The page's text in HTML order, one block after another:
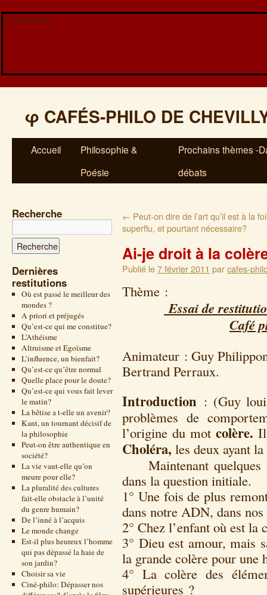
Veuillez patienter...
φ CAFÉS-PHILO DE
Accueil
Philosophie &
Poésie
Prochains thèmes -
débats
Recherche
Dernières
restitutions
Où est passé le meilleur des
mondes ?
A priori et préjugés
Qu’est-ce qui me constitue?
L’Athéisme
Altruisme et Egoïsme
L’influence, un bienfait?
Qu’est-ce qu’être normal
Quelle place pour le doute?
Qu’est-ce qui vous fait lever
le matin?
La bêtise a t-elle un avenir?
Kant, un tournant décisif de
la philosophie
Peut-on être authentique en
société?
La vie vaut-elle qu’on
meure pour elle?
La pluralité des cultures
fait-elle obstacle à l’unité
du genre humain?
De l’inné à l’acquis
Le monde change
Est-il plus heureux l’homme
qui pas dépassé la haie de
son jardin?
Choisir sa vie
Ciné-philo: Dépasser nos
← Peut-on dire de l’art qu’il est à la
superflu, et pourtant nécessaire?
Ai-je droit à la
Publié le7 février 2011 parcafes-
Thème
Essai de
Café
Animateur : Guy
Bertrand
Introduction : (Guy
problèmes de
l’origine du mot colère.
Choléra, les deux ayant
Maintenant quelques
dans la question initiale.
1° Une fois de plus
dans notre ADN, dans
2° Chez l’enfant où est la
3° Dieu est amour, mais
la grande colère pour une
4° La colère des
supérieures ?